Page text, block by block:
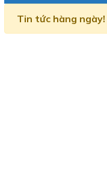
Tin tức hàng ngày!